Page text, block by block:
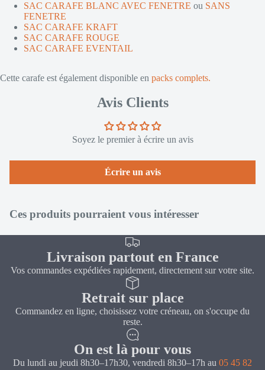
SAC CARAFE BLANC AVEC FENETRE ou SANS
FENETRE
SAC CARAFE KRAFT
SAC CARAFE ROUGE
SAC CARAFE EVENTAIL
Cette carafe est également disponible en packs complets.
Avis Clients
Soyez le premier à écrire un avis
Écrire un avis
Ces produits pourraient vous intéresser
Livraison partout en France
Vos commandes expédiées rapidement, directement sur votre site.
Retrait sur place
Commandez en ligne, choisissez votre créneau, on s'occupe du
reste.
On est là pour vous
Du lundi au jeudi 8h30–17h30, vendredi 8h30–17h au 05 45 82